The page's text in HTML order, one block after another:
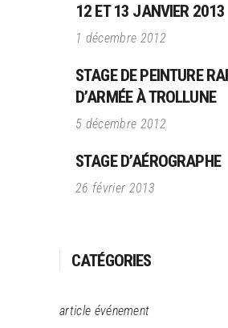
12 ET 13 JANVIER 2013
1 décembre 2012
STAGE DE PEINTURE
D’ARMÉE À TROLLUNE
5 décembre 2012
STAGE D’AÉROGRAPHE
26 février 2013
CATÉGORIES
article événement